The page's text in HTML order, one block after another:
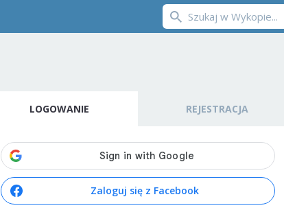
LOGOWANIE REJESTRACJA
Zaloguj się z Facebook